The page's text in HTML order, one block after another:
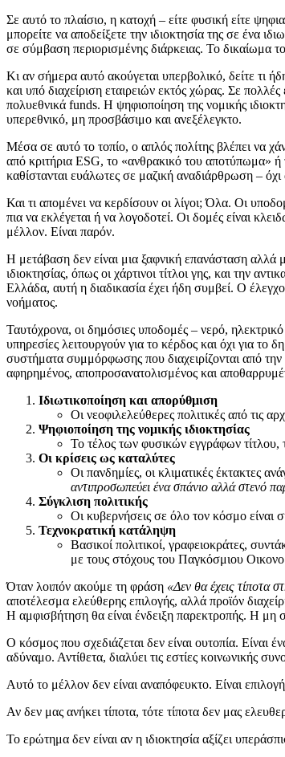
Σε αυτό το πλαίσιο, η κατοχή – είτε φυσική είτε
μπορείτε να αποδείξετε την ιδιοκτησία της σε ένα
σε σύμβαση περιορισμένης διάρκειας. Το δικαίωμα
Κι αν σήμερα αυτό ακούγεται υπερβολικό, δείτε τι
και υπό διαχείριση εταιρειών εκτός χώρας. Σε
πολυεθνικά funds. Η ψηφιοποίηση της νομικής
υπερεθνικό, μη προσβάσιμο και ανεξέλεγκτο.
Μέσα σε αυτό το τοπίο, ο απλός πολίτης βλέπει να
από κριτήρια ESG, το «ανθρακικό του αποτύπωμα» ή
καθίστανται ευάλωτες σε μαζική αναδιάρθρωση –
Και τι απομένει να κερδίσουν οι λίγοι; Όλα. Οι
πια να εκλέγεται ή να λογοδοτεί. Οι δομές είναι
μέλλον. Είναι παρόν.
Η μετάβαση δεν είναι μια ξαφνική επανάσταση
ιδιοκτησίας, όπως οι χάρτινοι τίτλοι γης, και την
Ελλάδα, αυτή η διαδικασία έχει ήδη συμβεί. Ο
νοήματος.
Ταυτόχρονα, οι δημόσιες υποδομές – νερό,
υπηρεσίες λειτουργούν για το κέρδος και όχι για
συστήματα συμμόρφωσης που διαχειρίζονται από
αφηρημένος, αποπροσανατολισμένος και
Ιδιωτικοποίηση και απορύθμιση
Οι νεοφιλελεύθερες πολιτικές από τις
Ψηφιοποίηση της νομικής ιδιοκτησίας
Το τέλος των φυσικών εγγράφων τίτλου,
Οι κρίσεις ως καταλύτες
Οι πανδημίες, οι κλιματικές έκτακτες
αντιπροσωπεύει ένα σπάνιο αλλά στενό
Σύγκλιση πολιτικής
Οι κυβερνήσεις σε όλο τον κόσμο είναι
Τεχνοκρατική κατάληψη
Βασικοί πολιτικοί, γραφειοκράτες,
με τους στόχους του Παγκόσμιου
Όταν λοιπόν ακούμε τη φράση «Δεν θα έχεις τίποτα
αποτέλεσμα ελεύθερης επιλογής, αλλά προϊόν
Η αμφισβήτηση θα είναι ένδειξη παρεκτροπής. Η
Ο κόσμος που σχεδιάζεται δεν είναι ουτοπία. Είναι
αδύναμο. Αντίθετα, διαλύει τις εστίες κοινωνικής
Αυτό το μέλλον δεν είναι αναπόφευκτο. Είναι
Αν δεν μας ανήκει τίποτα, τότε τίποτα δεν μας
Το ερώτημα δεν είναι αν η ιδιοκτησία αξίζει